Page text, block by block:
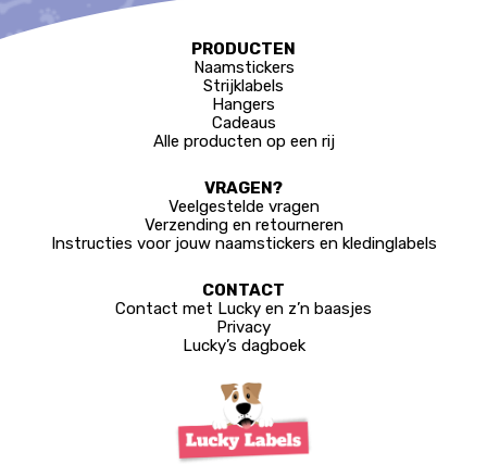
PRODUCTEN
Naamstickers
Strijklabels
Hangers
Cadeaus
Alle producten op een rij
VRAGEN?
Veelgestelde vragen
Verzending en retourneren
Instructies voor jouw naamstickers en kledinglabels
CONTACT
Contact met Lucky en z’n baasjes
Privacy
Lucky’s dagboek